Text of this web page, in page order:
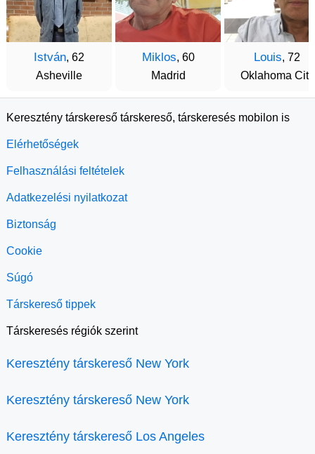
István, 62
Asheville
Miklos, 60
Madrid
Louis, 72
Oklahoma City
Keresztény társkereső társkereső, társkeresés mobilon is
Elérhetőségek
Felhasználási feltételek
Adatkezelési nyilatkozat
Biztonság
Cookie
Súgó
Társkereső tippek
Társkeresés régiók szerint
Keresztény társkereső New York
Keresztény társkereső New York
Keresztény társkereső Los Angeles